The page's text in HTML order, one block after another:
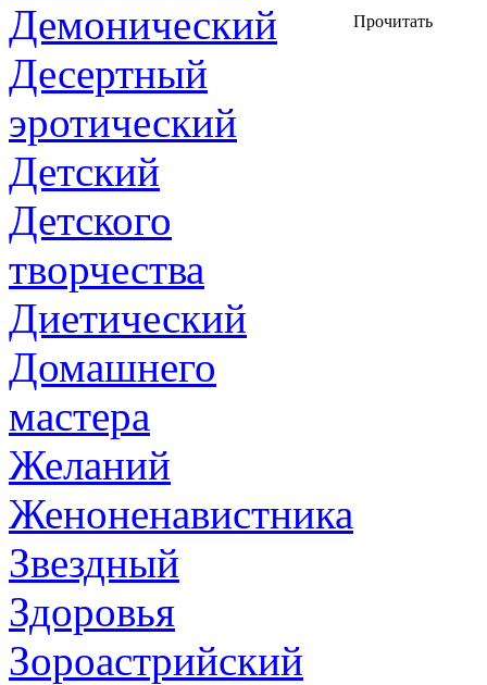
Демонический
Десертный
эротический
Детский
Детского
творчества
Диетический
Домашнего
мастера
Желаний
Женоненавистника
Звездный
Здоровья
Зороастрийский
Прочитать